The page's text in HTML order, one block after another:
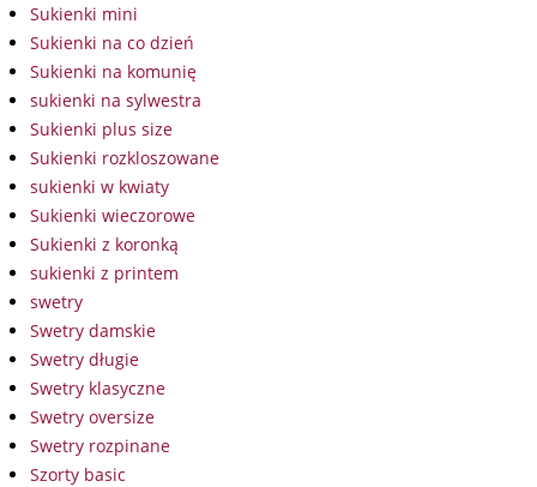
Sukienki mini
Sukienki na co dzień
Sukienki na komunię
sukienki na sylwestra
Sukienki plus size
Sukienki rozkloszowane
sukienki w kwiaty
Sukienki wieczorowe
Sukienki z koronką
sukienki z printem
swetry
Swetry damskie
Swetry długie
Swetry klasyczne
Swetry oversize
Swetry rozpinane
Szorty basic